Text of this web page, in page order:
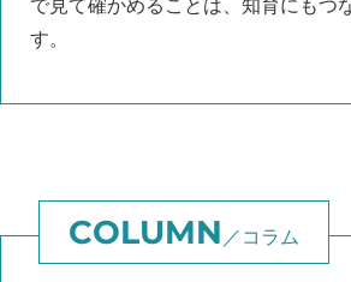
す。
コラム